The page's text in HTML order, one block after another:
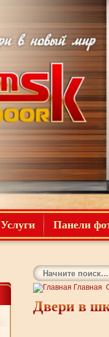
Услуги Панели
Главная
Двери в